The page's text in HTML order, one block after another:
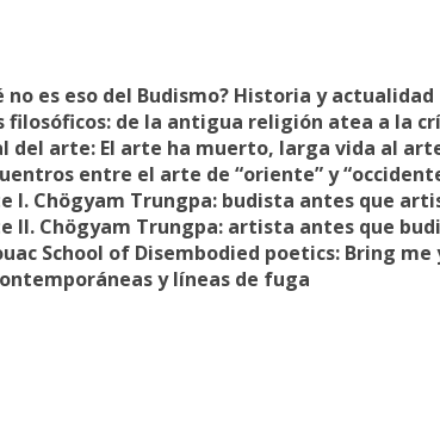
no es eso del Budismo? Historia y actualidad
filosóficos: de la antigua religión atea a la
del arte: El arte ha muerto, larga vida al
entre el arte de “oriente” y
I. Chögyam Trungpa: budista antes que
II. Chögyam Trungpa: artista antes que
School of Disembodied poetics: Bring
y líneas de fuga